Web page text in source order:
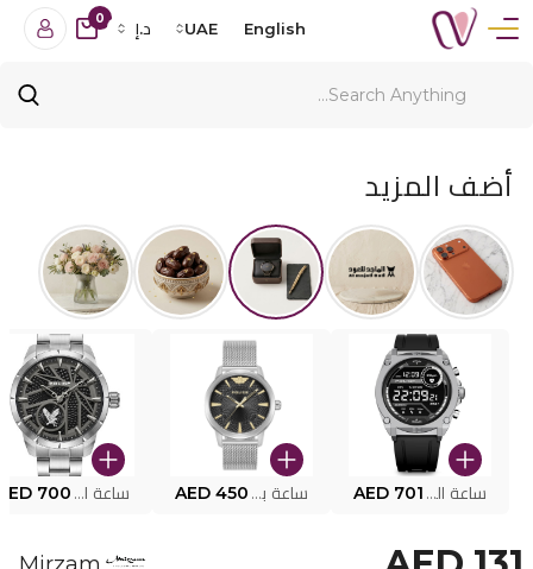
English
UAE د.إ
0
أضف المزيد
ساعة البوليس الذكية MY.AVATAR PEIUN0000101 AED 701 ساعة بوليس للرجال PEWJG0005002 AED 450 ساعة البوليس PEWJG2227302 700
Mirzam